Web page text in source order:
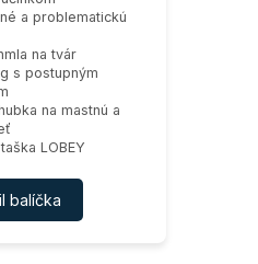
a problematickú
na tvár
s postupným
na mastnú a
LOBEY
balíčka